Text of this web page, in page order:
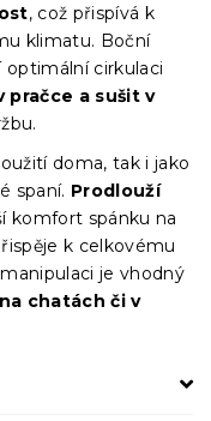
, což přispívá k
klimatu. Boční
cirkulaci
pračce a sušit v
doma, tak i jako
spaní. Prodlouží
komfort spánku na
k celkovému
je vhodný
chatách či v